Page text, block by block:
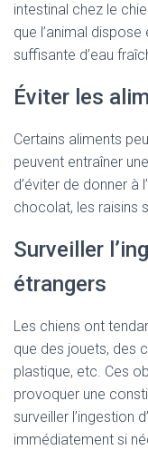
intestinal chez le
que l’animal
suffisante d’eau
Éviter les
Certains aliments
peuvent entraîner
d’éviter de donner à
chocolat, les raisins
Surveiller
étrangers
Les chiens ont
que des jouets, des
plastique, etc. Ces
provoquer une
surveiller l’ingestion
immédiatement si